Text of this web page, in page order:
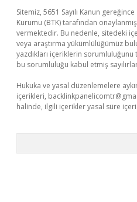
Sitemiz, 5651 Sayılı Kanun
Kurumu (BTK) tarafından
vermektedir. Bu nedenle, sitedeki
veya araştırma yükümlülüğümüz
yazdıkları içeriklerin
bu sorumluluğu kabul etmiş
Hukuka ve yasal düzenlemelere
içerikleri,
halinde, ilgili içerikler yasal süre